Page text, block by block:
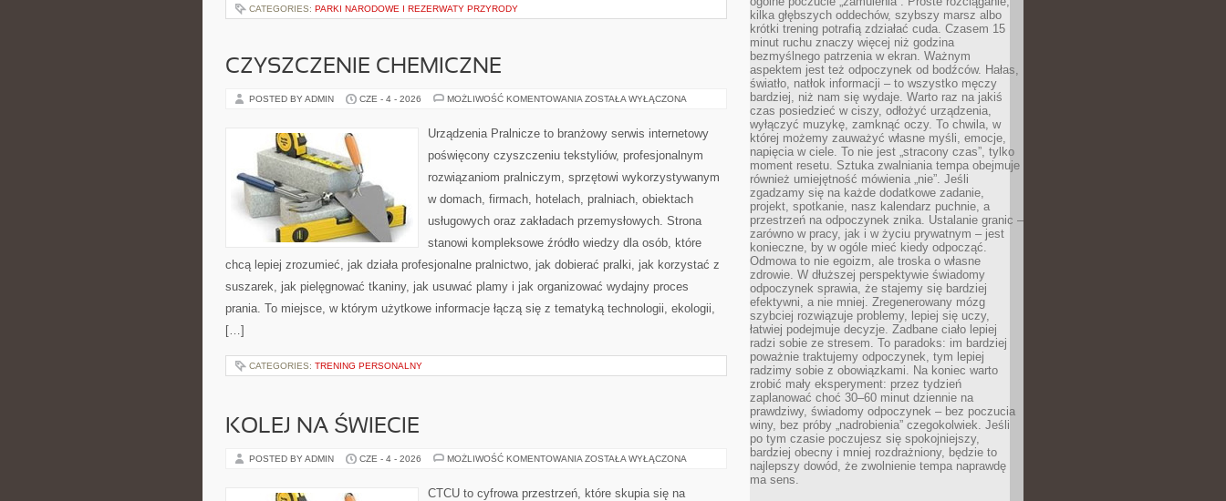
CATEGORIES: PARKI NARODOWE I REZERWATY PRZYRODY
CZYSZCZENIE CHEMICZNE
POSTED BY ADMIN CZE - 4 - 2026 MOŻLIWOŚĆ KOMENTOWANIA CZYSZCZENIE
ZOSTAŁA WYŁĄCZONA
Urządzenia Pralnicze to branżowy serwis internetowy
poświęcony czyszczeniu tekstyliów, profesjonalnym
rozwiązaniom pralniczym, sprzętowi wykorzystywanym
w domach, firmach, hotelach, pralniach, obiektach
usługowych oraz zakładach przemysłowych. Strona
stanowi kompleksowe źródło wiedzy dla osób, które
chcą lepiej zrozumieć, jak działa profesjonalne pralnictwo, jak dobierać pralki, jak korzystać z
suszarek, jak pielęgnować tkaniny, jak usuwać plamy i jak organizować wydajny proces
prania. To miejsce, w którym użytkowe informacje łączą się z tematyką technologii, ekologii,
[…]
CATEGORIES: TRENING PERSONALNY
KOLEJ NA ŚWIECIE
POSTED BY ADMIN CZE - 4 - 2026 MOŻLIWOŚĆ KOMENTOWANIA KOLEJ
ZOSTAŁA WYŁĄCZONA
CTCU to cyfrowa przestrzeń, które skupia się na
kilka głębszych oddechów, szybszy marsz albo
krótki trening potrafią zdziałać cuda. Czasem 15
minut ruchu znaczy więcej niż godzina
bezmyślnego patrzenia w ekran. Ważnym
aspektem jest też odpoczynek od bodźców. Hałas,
światło, natłok informacji – to wszystko męczy
bardziej, niż nam się wydaje. Warto raz na jakiś
czas posiedzieć w ciszy, odłożyć urządzenia,
wyłączyć muzykę, zamknąć oczy. To chwila, w
której możemy zauważyć własne myśli, emocje,
napięcia w ciele. To nie jest „stracony czas”, tylko
moment resetu. Sztuka zwalniania tempa obejmuje
również umiejętność mówienia „nie”. Jeśli
zgadzamy się na każde dodatkowe zadanie,
projekt, spotkanie, nasz kalendarz puchnie, a
przestrzeń na odpoczynek znika. Ustalanie granic –
zarówno w pracy, jak i w życiu prywatnym – jest
konieczne, by w ogóle mieć kiedy odpocząć.
Odmowa to nie egoizm, ale troska o własne
zdrowie. W dłuższej perspektywie świadomy
odpoczynek sprawia, że stajemy się bardziej
efektywni, a nie mniej. Zregenerowany mózg
szybciej rozwiązuje problemy, lepiej się uczy,
łatwiej podejmuje decyzje. Zadbane ciało lepiej
radzi sobie ze stresem. To paradoks: im bardziej
poważnie traktujemy odpoczynek, tym lepiej
radzimy sobie z obowiązkami. Na koniec warto
zrobić mały eksperyment: przez tydzień
zaplanować choć 30–60 minut dziennie na
prawdziwy, świadomy odpoczynek – bez poczucia
winy, bez próby „nadrobienia” czegokolwiek. Jeśli
po tym czasie poczujesz się spokojniejszy,
bardziej obecny i mniej rozdrażniony, będzie to
najlepszy dowód, że zwolnienie tempa naprawdę
ma sens.